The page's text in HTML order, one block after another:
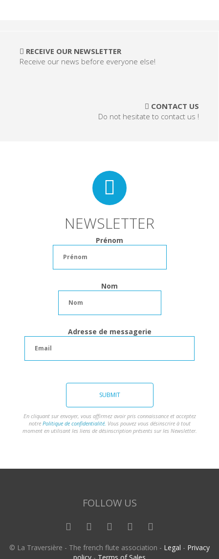
RECEIVE OUR NEWSLETTER
Receive our news before everyone else!
CONTACT US
Do not hesitate to contact us !
NEWSLETTER
Prénom
Nom
Adresse de messagerie
SUBMIT
En cliquant sur envoyer, vous affirmez avoir pris connaissance et acceptez
notre Politique de confidentialité. Vous pouvez vous désinscrire à tout
moment en utilisant les liens de désinscription présents sur les Newsletter.
FOLLOW US
© La Traversière - The french flute association - Legal - Privacy